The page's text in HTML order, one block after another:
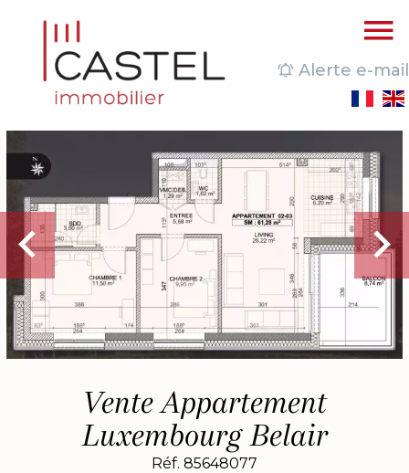
Alerte e-mail
Vente Appartement
Luxembourg Belair
Réf. 85648077